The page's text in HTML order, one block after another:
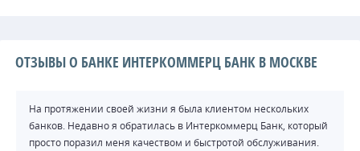
ОТЗЫВЫ О БАНКЕ ИНТЕРКОММЕРЦ БАНК В МОСКВЕ
На протяжении своей жизни я была клиентом нескольких
банков. Недавно я обратилась в Интеркоммерц Банк, который
просто поразил меня качеством и быстротой обслуживания.